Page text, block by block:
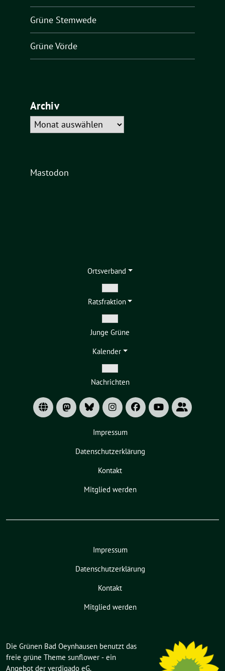
Grüne Stemwede
Grüne Vörde
Archiv
Archiv
Mastodon
Ortsverband
Zeige
Untermenü
Ratsfraktion
Zeige
Untermenü
Junge Grüne
Kalender
Zeige
Untermenü
Nachrichten
Impressum
Datenschutzerklärung
Kontakt
Mitglied werden
Impressum
Datenschutzerklärung
Kontakt
Mitglied werden
Die Grünen Bad Oeynhausen benutzt das
freie grüne Theme sunflower ‐ ein
Angebot der verdigado eG.